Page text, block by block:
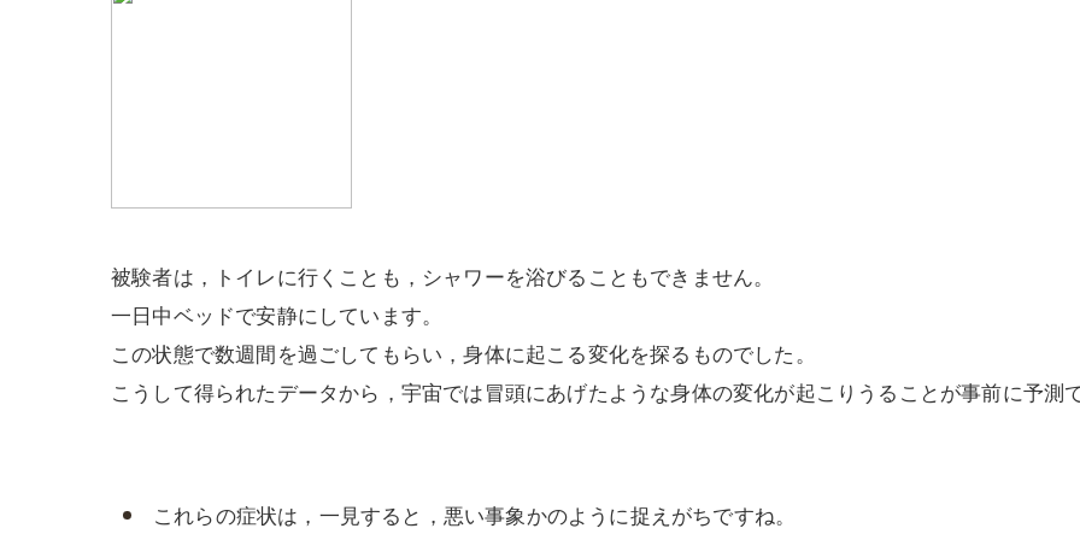
被験者は，トイレに行くことも，シャワーを浴びることもできません。
一日中ベッドで安静にしています。
この状態で数週間を過ごしてもらい，身体に起こる変化を探るものでした。
こうして得られたデータから，宇宙では冒頭にあげたような身体の変化が起こりうることが事前に予測
これらの症状は，一見すると，悪い事象かのように捉えがちですね。